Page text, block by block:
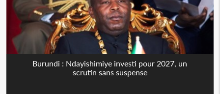
Burundi : Ndayishimiye investi pour 2027, un
scrutin sans suspense